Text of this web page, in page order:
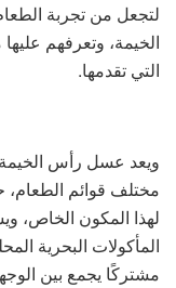
لتجعل من تجربة
الخيمة، وتعرفهم
التي تقدمها.
ويعد عسل رأس
مختلف قوائم
لهذا المكون الخاص،
المأكولات البحرية
مشتركًا يجمع بين